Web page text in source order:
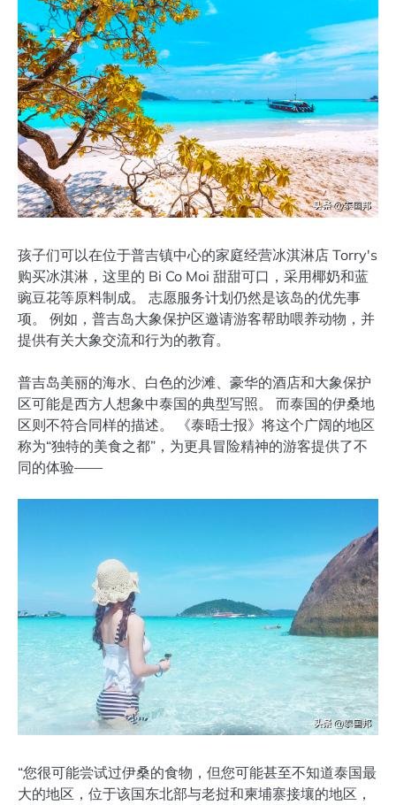
孩子们可以在位于普吉镇中心的家庭经营冰淇淋店 Torry's
购买冰淇淋，这里的 Bi Co Moi 甜甜可口，采用椰奶和蓝
豌豆花等原料制成。 志愿服务计划仍然是该岛的优先事
项。 例如，普吉岛大象保护区邀请游客帮助喂养动物，并
提供有关大象交流和行为的教育。
普吉岛美丽的海水、白色的沙滩、豪华的酒店和大象保护
区可能是西方人想象中泰国的典型写照。 而泰国的伊桑地
区则不符合同样的描述。 《泰晤士报》将这个广阔的地区
称为“独特的美食之都”，为更具冒险精神的游客提供了不
同的体验——
“您很可能尝试过伊桑的食物，但您可能甚至不知道泰国最
大的地区，位于该国东北部与老挝和柬埔寨接壤的地区，